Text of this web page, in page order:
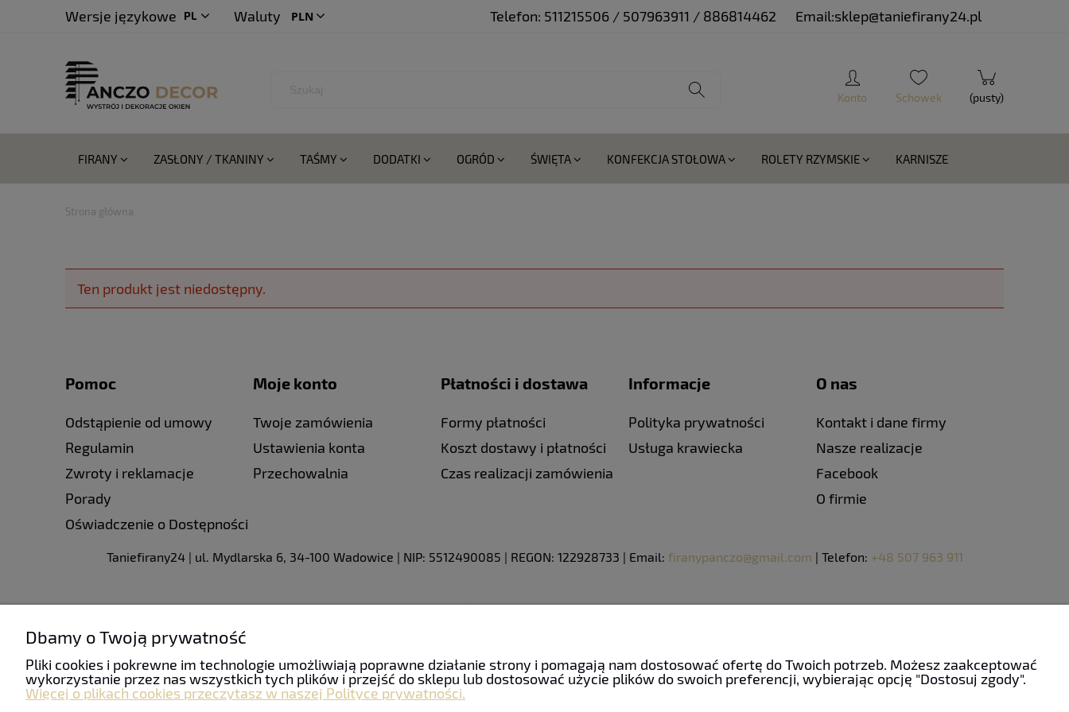
Wersje językowe PL Waluty Telefon: 511215506 / 507963911 / 886814462 Email:sklep@taniefirany24.pl
(pusty)
FIRANY ZASŁONY / TKANINY TAŚMY DODATKI OGRÓD ŚWIĘTA KONFEKCJA STOŁOWA ROLETY RZYMSKIE KARNISZE
Strona główna
Ten produkt jest niedostępny.
Pomoc
Odstąpienie od umowy
Regulamin
Zwroty i reklamacje
Porady
Oświadczenie o Dostępności
Moje konto
Twoje zamówienia
Ustawienia konta
Przechowalnia
Płatności i dostawa
Formy płatności
Koszt dostawy i płatności
Czas realizacji zamówienia
Informacje
Polityka prywatności
Usługa krawiecka
O nas
Kontakt i dane firmy
Nasze realizacje
Facebook
O firmie
Taniefirany24 | ul. Mydlarska 6, 34-100 Wadowice | NIP: 5512490085 | REGON: 122928733 | Email: firanypanczo@gmail.com | Telefon: +48 507 963 911
Dbamy o Twoją prywatność
Pliki cookies i pokrewne im technologie umożliwiają poprawne działanie strony i pomagają nam dostosować ofertę do Twoich potrzeb. Możesz zaakceptować
wykorzystanie przez nas wszystkich tych plików i przejść do sklepu lub dostosować użycie plików do swoich preferencji, wybierając opcję "Dostosuj zgody".
Więcej o plikach cookies przeczytasz w naszej Polityce prywatności.